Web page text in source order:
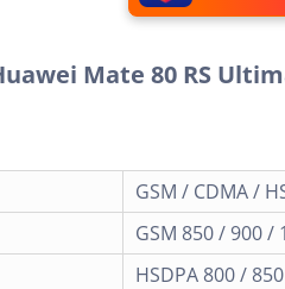
Mate 80 RS
GSM / CDMA /
GSM 850 / 900 /
HSDPA 800 /